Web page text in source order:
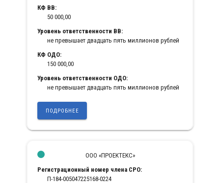
КФ ВВ:
50 000,00
Уровень ответственности ВВ:
не превышает двадцать пять миллионов рублей
КФ ОДО:
150 000,00
Уровень ответственности ОДО:
не превышает двадцать пять миллионов рублей
ПОДРОБНЕЕ
ООО «ПРОЕКТЕКС»
Регистрационный номер члена СРО:
П-184-005047225168-0224